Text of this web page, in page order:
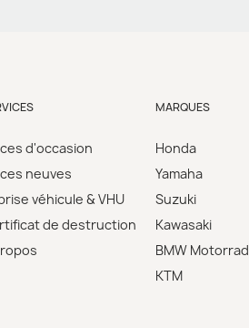
d'occasion
neuves
véhicule & VHU
de destruction
MARQUES
Honda
Yamaha
Suzuki
Kawasaki
BMW Motorrad
KTM